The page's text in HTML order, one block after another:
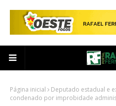
Página inicial
Deputado estadual e
condenado por improbidade